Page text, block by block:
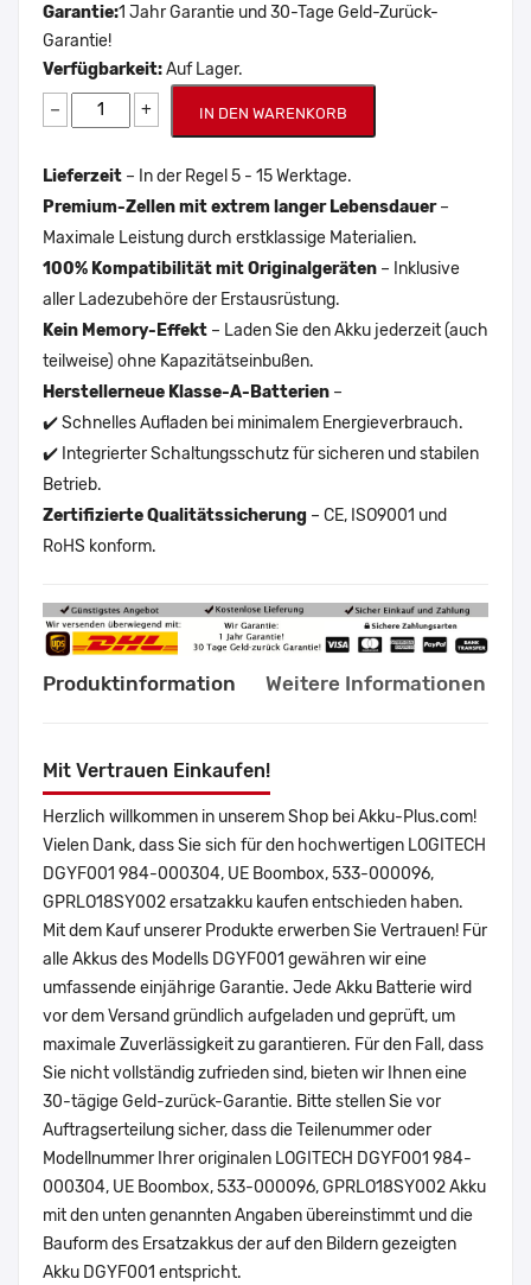
Garantie:1 Jahr Garantie und 30-Tage Geld-Zurück-
Garantie!
Verfügbarkeit:Auf Lager.
− + IN DEN WARENKORB
Lieferzeit – In der Regel 5 - 15 Werktage.
Premium-Zellen mit extrem langer Lebensdauer–
Maximale Leistung durch erstklassige Materialien.
100% Kompatibilität mit Originalgeräten – Inklusive
aller Ladezubehöre der Erstausrüstung.
Kein Memory-Effekt – Laden Sie den Akku jederzeit (auch
teilweise) ohne Kapazitätseinbußen.
Herstellerneue Klasse-A-Batterien –
✔️ Schnelles Aufladen bei minimalem Energieverbrauch.
✔️ Integrierter Schaltungsschutz für sicheren und stabilen
Betrieb.
Zertifizierte Qualitätssicherung – CE, ISO9001 und
RoHS konform.
Produktinformation Weitere Informationen
Mit Vertrauen Einkaufen!
Herzlich willkommen in unserem Shop bei Akku-Plus.com!
Vielen Dank, dass Sie sich für den hochwertigen LOGITECH
DGYF001 984-000304, UE Boombox, 533-000096,
GPRLO18SY002 ersatzakku kaufen entschieden haben.
Mit dem Kauf unserer Produkte erwerben Sie Vertrauen! Für
alle Akkus des Modells DGYF001 gewähren wir eine
umfassende einjährige Garantie. Jede Akku Batterie wird
vor dem Versand gründlich aufgeladen und geprüft, um
maximale Zuverlässigkeit zu garantieren. Für den Fall, dass
Sie nicht vollständig zufrieden sind, bieten wir Ihnen eine
30-tägige Geld-zurück-Garantie. Bitte stellen Sie vor
Auftragserteilung sicher, dass die Teilenummer oder
Modellnummer Ihrer originalen LOGITECH DGYF001 984-
000304, UE Boombox, 533-000096, GPRLO18SY002 Akku
mit den unten genannten Angaben übereinstimmt und die
Bauform des Ersatzakkus der auf den Bildern gezeigten
Akku DGYF001 entspricht.